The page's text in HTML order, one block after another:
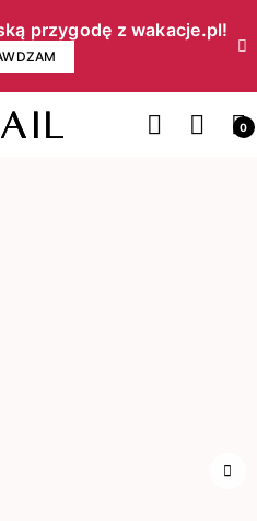
przygodę z wakacje.pl!​
0